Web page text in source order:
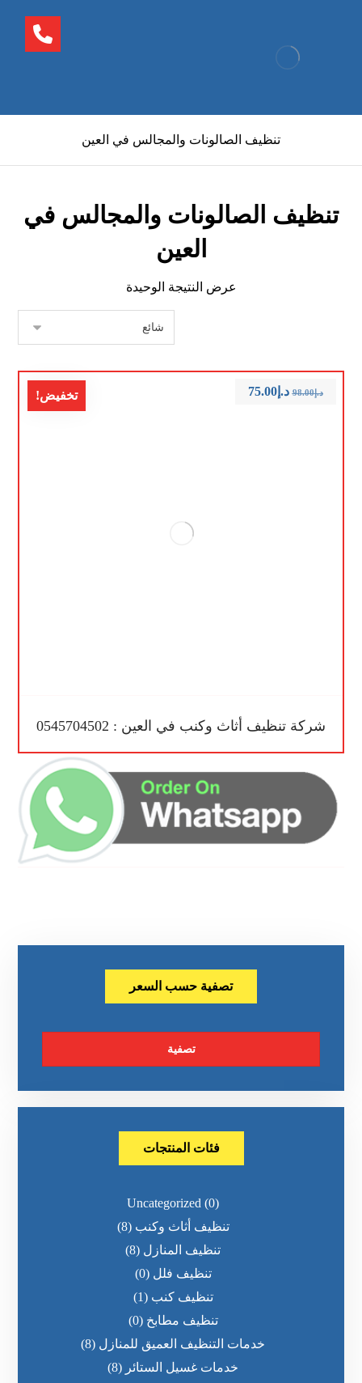
تنظيف الصالونات والمجالس في العين
تنظيف الصالونات والمجالس في
العين
عرض النتيجة الوحيدة
تخفيض!
شركة تنظيف أثاث وكنب في العين : 0545704502
د.إ98.00 د.إ75.00
تصفية حسب السعر
تصفية
فئات المنتجات
Uncategorized (0)
تنظيف أثاث وكنب (8)
تنظيف المنازل (8)
تنظيف فلل (0)
تنظيف كنب (1)
تنظيف مطابخ (0)
خدمات التنظيف العميق للمنازل (8)
خدمات غسيل الستائر (8)